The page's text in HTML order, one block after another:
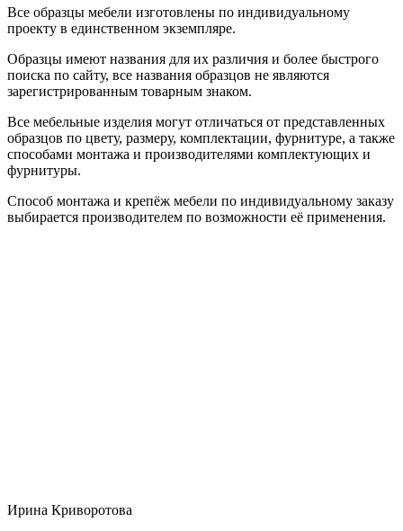
Все образцы мебели изготовлены по индивидуальному
проекту в единственном экземпляре.
Образцы имеют названия для их различия и более быстрого
поиска по сайту, все названия образцов не являются
зарегистрированным товарным знаком.
Все мебельные изделия могут отличаться от представленных
образцов по цвету, размеру, комплектации, фурнитуре, а также
способами монтажа и производителями комплектующих и
фурнитуры.
Способ монтажа и крепёж мебели по индивидуальному заказу
выбирается производителем по возможности её применения.
Ирина Криворотова